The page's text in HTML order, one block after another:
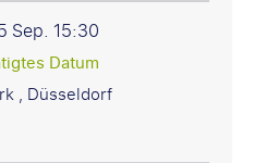
Sep. 15:30
Datum
, Düsseldorf